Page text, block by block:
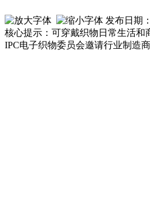
发布日期
核心提示：可穿戴织物日常生活和
IPC电子织物委员会邀请行业制造